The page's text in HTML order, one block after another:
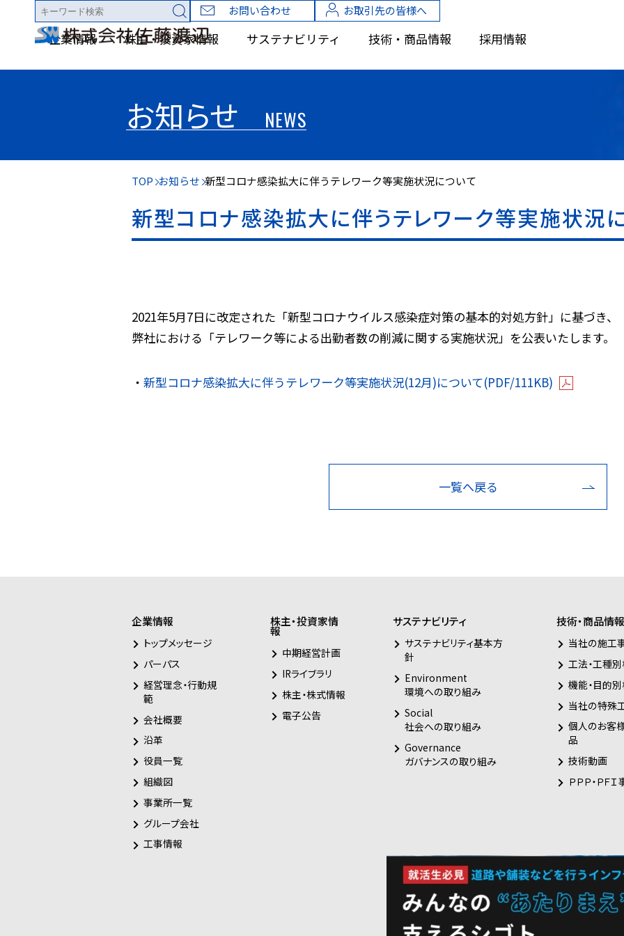
お問い合わせ お取引先の皆様へ
企業情報 株主・投資家情報 サステナビリティ 技術・商品情報 採用情報
お知らせ NEWS
TOP お知らせ 新型コロナ感染拡大に伴うテレワーク等実施状況について
新型コロナ感染拡大に伴うテレワーク等実施状況
2021年5月7日に改定された「新型コロナウイルス感染症対策の基本的対処方針」に基づき、
弊社における「テレワーク等による出勤者数の削減に関する実施状況」を公表いたします。
・新型コロナ感染拡大に伴うテレワーク等実施状況(12月)について(PDF/111KB)
一覧へ戻る
企業情報
トップメッセージ
パーパス
経営理念・行動規
範
会社概要
沿革
役員一覧
組織図
事業所一覧
グループ会社
工事情報
株主・投資家情
報
中期経営計画
IRライブラリ
株主・株式情報
電子公告
サステナビリティ
サステナビリティ基本方
針
Environment
環境への取り組み
Social
社会への取り組み
Governance
ガバナンスの取り組み
技術・商品情報
当社の施工
工法・工種
機能・目的
当社の特殊
個人のお客
品
技術動画
ＰＰＰ・ＰＦ